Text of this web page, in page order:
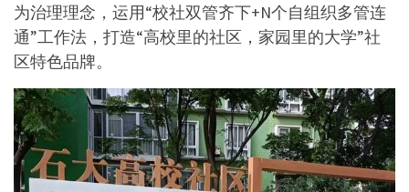
为治理理念，运用“校社双管齐下+N个自组织多管连
通”工作法，打造“高校里的社区，家园里的大学”社
区特色品牌。